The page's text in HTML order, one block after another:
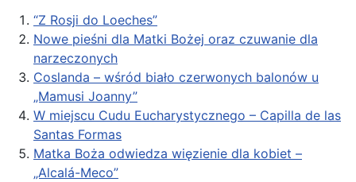
“Z Rosji do Loeches”
Nowe pieśni dla Matki Bożej oraz czuwanie dla
narzeczonych
Coslanda – wśród biało czerwonych balonów u
„Mamusi Joanny”
W miejscu Cudu Eucharystycznego – Capilla de las
Santas Formas
Matka Boża odwiedza więzienie dla kobiet –
„Alcalá-Meco”